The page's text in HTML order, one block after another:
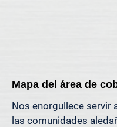
Mapa del área de
Nos enorgullece servir
las comunidades